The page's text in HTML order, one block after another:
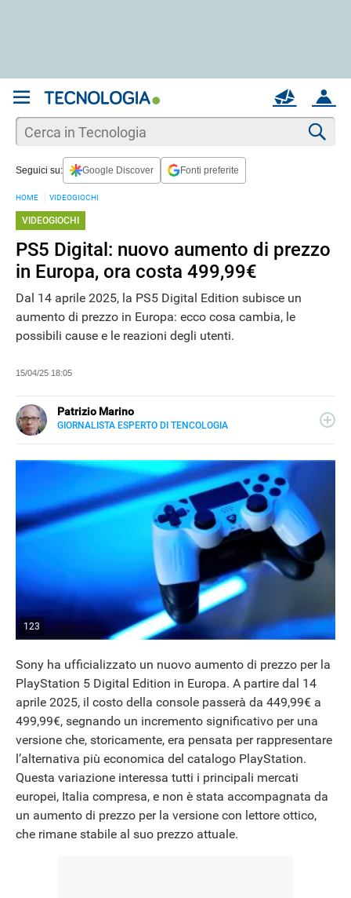
ACCOUNT
MAIL
NEWS
Seguici su: Google Discover Fonti preferite
HOME VIDEOGIOCHI
VIDEOGIOCHI
PS5 Digital: nuovo aumento di prezzo
in Europa, ora costa 499,99€
Dal 14 aprile 2025, la PS5 Digital Edition subisce un
aumento di prezzo in Europa: ecco cosa cambia, le
possibili cause e le reazioni degli utenti.
15/04/25 18:05
Patrizio Marino
GIORNALISTA ESPERTO DI TENCOLOGIA
tra schermi e realtà virtuali, e dal 2025 scrive su Libero
Tecnologia news e approfondimenti a tema gaming.
123
Sony ha ufficializzato un nuovo aumento di prezzo per la
PlayStation 5 Digital Edition in Europa. A partire dal 14
aprile 2025, il costo della console passerà da 449,99€ a
499,99€, segnando un incremento significativo per una
versione che, storicamente, era pensata per rappresentare
l’alternativa più economica del catalogo PlayStation.
Questa variazione interessa tutti i principali mercati
europei, Italia compresa, e non è stata accompagnata da
un aumento di prezzo per la versione con lettore ottico,
che rimane stabile al suo prezzo attuale.